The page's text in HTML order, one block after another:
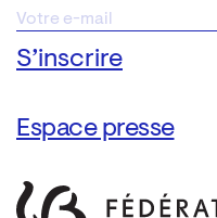
Espace presse